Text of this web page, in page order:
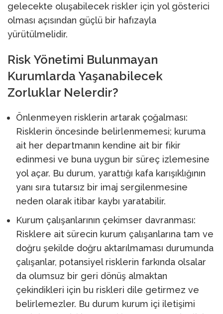
gelecekte oluşabilecek riskler için yol gösterici
olması açısından güçlü bir hafızayla
yürütülmelidir.
Risk Yönetimi Bulunmayan
Kurumlarda Yaşanabilecek
Zorluklar Nelerdir?
Önlenmeyen risklerin artarak çoğalması:
Risklerin öncesinde belirlenmemesi; kuruma
ait her departmanın kendine ait bir fikir
edinmesi ve buna uygun bir süreç izlemesine
yol açar. Bu durum, yarattığı kafa karışıklığının
yanı sıra tutarsız bir imaj sergilenmesine
neden olarak itibar kaybı yaratabilir.
Kurum çalışanlarının çekimser davranması:
Risklere ait sürecin kurum çalışanlarına tam ve
doğru şekilde doğru aktarılmaması durumunda
çalışanlar, potansiyel risklerin farkında olsalar
da olumsuz bir geri dönüş almaktan
çekindikleri için bu riskleri dile getirmez ve
belirlemezler. Bu durum kurum içi iletişimi